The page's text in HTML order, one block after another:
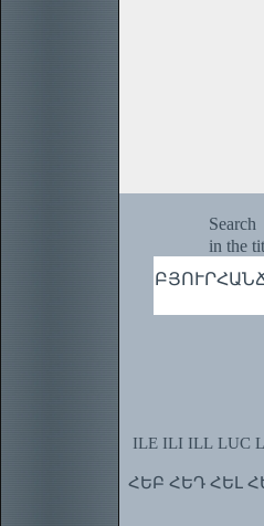
Search
in the
ILE ILI ILL LUC
ՀԵԲ ՀԵԴ ՀԵԼ